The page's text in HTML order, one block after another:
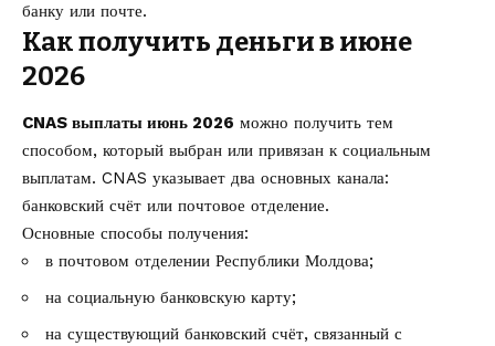
банку или почте.
Как получить деньги в июне
2026
CNAS выплаты июнь 2026 можно получить тем
способом, который выбран или привязан к социальным
выплатам. CNAS указывает два основных канала:
банковский счёт или почтовое отделение.
Основные способы получения:
в почтовом отделении Республики Молдова;
на социальную банковскую карту;
на существующий банковский счёт, связанный с